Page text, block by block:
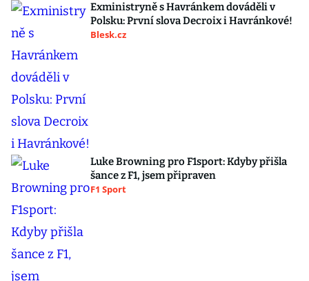
Exministryně s Havránkem dováděli v
Polsku: První slova Decroix i Havránkové!
Blesk.cz
Luke Browning pro F1sport: Kdyby přišla
šance z F1, jsem připraven
F1 Sport